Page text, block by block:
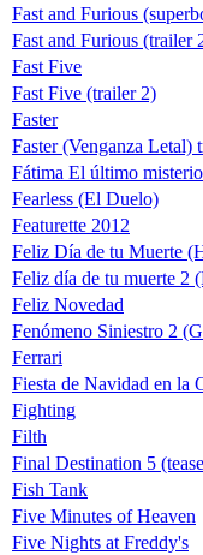
Fast and Furious
Fast and Furious (trailer
Fast Five
Fast Five (trailer 2)
Faster
Faster (Venganza Letal)
Fátima El último misterio
Fearless (El Duelo)
Featurette 2012
Feliz Día de tu Muerte
Feliz día de tu muerte 2
Feliz Novedad
Fenómeno Siniestro 2
Ferrari
Fiesta de Navidad en la
Fighting
Filth
Final Destination 5
Fish Tank
Five Minutes of Heaven
Five Nights at Freddy's